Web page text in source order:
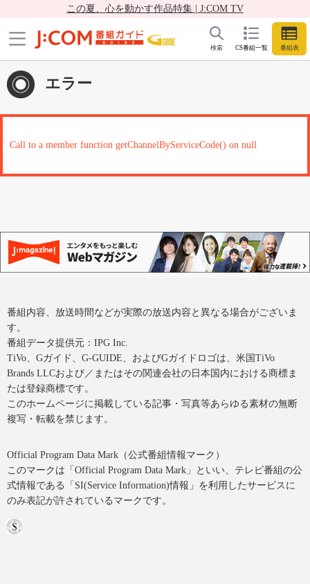
この夏、心を動かす作品特集 | J:COM TV
CS番組一覧 番組表
検索
エラー
Call to a member function getChannelByServiceCode() on null
番組内容、放送時間などが実際の放送内容と異なる場合がございま
す。
番組データ提供元：IPG Inc.
TiVo、Gガイド、G-GUIDE、およびGガイドロゴは、米国TiVo
Brands LLCおよび／またはその関連会社の日本国内における商標ま
たは登録商標です。
このホームページに掲載している記事・写真等あらゆる素材の無断
複写・転載を禁じます。
Official Program Data Mark（公式番組情報マーク）
このマークは「Official Program Data Mark」といい、テレビ番組の公
式情報である「SI(Service Information)情報」を利用したサービスに
のみ表記が許されているマークです。